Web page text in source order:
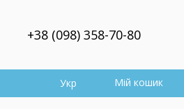
+38 (098) 358-70-80
Укр Мій кошик